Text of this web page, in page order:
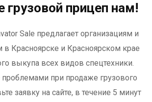
грузовой прицеп нам!
Sale предлагает организациям и
Красноярске и Красноярском крае
выкупа всех видов спецтехники.
проблемами при продаже грузового
заявку на сайте, в течение 5 минут